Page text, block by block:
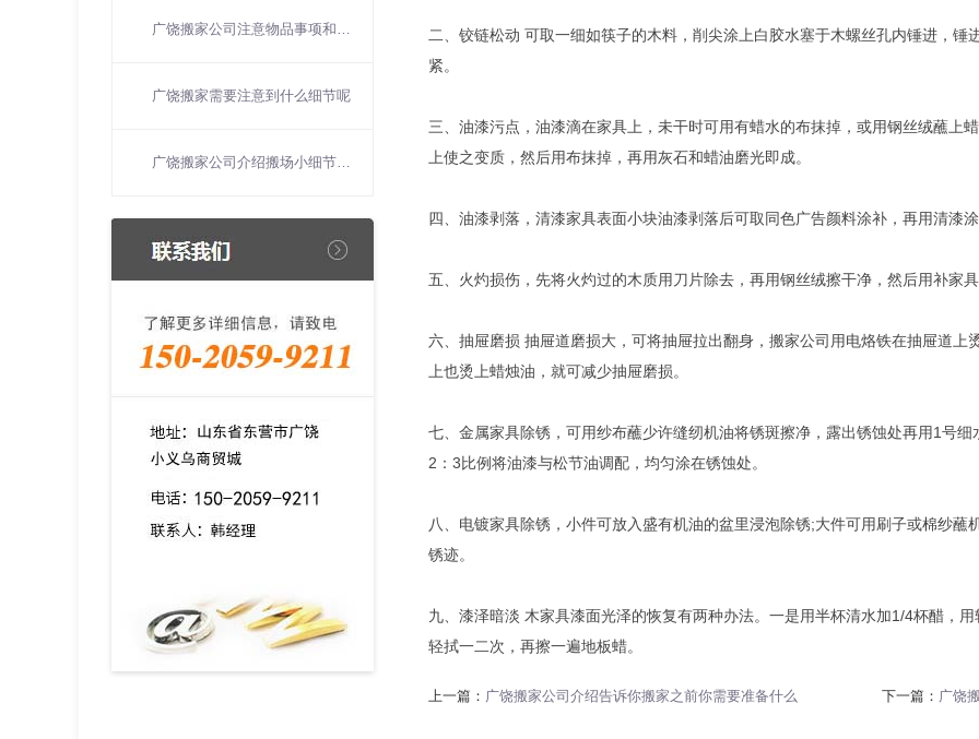
广饶搬家公司注意物品事项和风俗习惯
广饶搬家需要注意到什么细节呢
广饶搬家公司介绍搬场小细节有哪些
二、铰链松动 可取一细如筷子的木料，削尖涂上白胶水塞于木螺丝孔内锤进，
紧。
三、油漆污点，油漆滴在家具上，未干时可用有蜡水的布抹掉，或用钢丝绒蘸上
上使之变质，然后用布抹掉，再用灰石和蜡油磨光即成。
四、油漆剥落，清漆家具表面小块油漆剥落后可取同色广告颜料涂补，再用清漆
五、火灼损伤，先将火灼过的木质用刀片除去，再用钢丝绒擦干净，然后用补家
六、抽屉磨损 抽屉道磨损大，可将抽屉拉出翻身，搬家公司用电烙铁在抽屉道
上也烫上蜡烛油，就可减少抽屉磨损。
七、金属家具除锈，可用纱布蘸少许缝纫机油将锈斑擦净，露出锈蚀处再用1号
2：3比例将油漆与松节油调配，均匀涂在锈蚀处。
八、电镀家具除锈，小件可放入盛有机油的盆里浸泡除锈;大件可用刷子或棉纱
锈迹。
九、漆泽暗淡 木家具漆面光泽的恢复有两种办法。一是用半杯清水加1/4杯醋，
轻拭一二次，再擦一遍地板蜡。
上一篇： 广饶搬家公司介绍告诉你搬家之前你需要准备什么 下一篇： 广饶